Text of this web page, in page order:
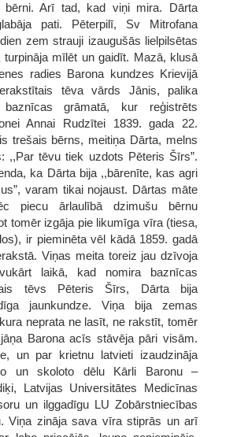
bērni. Arī tad, kad viņi mira. Dārta
pati. Pēterpilī, Sv Mitrofana
zem strauji izaugušās lielpilsētas
turpināja mīlēt un gaidīt. Mazā, klusā
radies Barona kundzes Krievijā
tēva vārds Jānis, palika
grāmatā, kur reģistrēts
Annai Rudzītei 1839. gada 22.
trešais bērns, meitiņa Dārta, melns
,,Par tēvu tiek uzdots Pēteris Šīrs”.
ka Dārta bija ,,bārenīte, kas agri
varam tikai nojaust. Dārtas māte
piecu ārlaulībā dzimušu bērnu
tomēr izgāja pie likumīga vīra (tiesa,
ir pieminēta vēl kādā 1859. gadā
Viņas meita toreiz jau dzīvoja
laikā, kad nomira baznīcas
tēvs Pēteris Šīrs, Dārta bija
jaunkundze. Viņa bija zemas
neprata ne lasīt, ne rakstīt, tomēr
Barona acīs stāvēja pāri visām.
un par krietnu latvieti izaudzināja
un skoloto dēlu Kārli Baronu –
Latvijas Universitātes Medicīnas
un ilggadīgu LU Zobārstniecības
Viņa zināja sava vīra stiprās un arī